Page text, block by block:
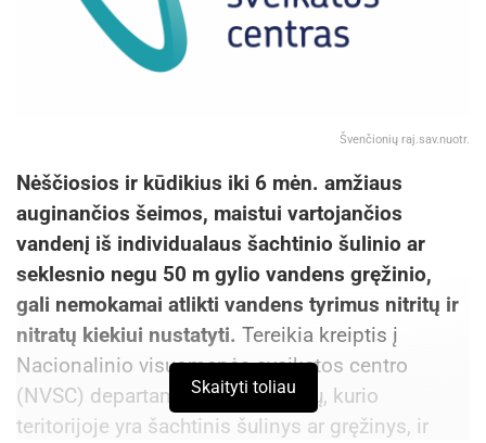
Švenčionių raj.sav.nuotr.
Nėščiosios ir kūdikius iki 6 mėn. amžiaus
auginančios šeimos, maistui vartojančios
vandenį iš individualaus šachtinio šulinio ar
seklesnio negu 50 m gylio vandens gręžinio,
gali nemokamai atlikti vandens tyrimus nitritų ir
nitratų kiekiui nustatyti. Tereikia kreiptis į
Nacionalinio visuomenės sveikatos centro
(NVSC) departamentą ar jo skyrių, kurio
teritorijoje yra šachtinis šulinys ar gręžinys, ir
Skaityti toliau